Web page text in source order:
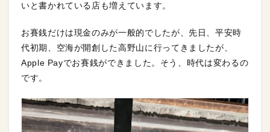
いと書かれている店も増えています。
お賽銭だけは現金のみが一般的でしたが、先日、平安時
代初期、空海が開創した高野山に行ってきましたが、
Apple Payでお賽銭ができました。そう、時代は変わるの
です。